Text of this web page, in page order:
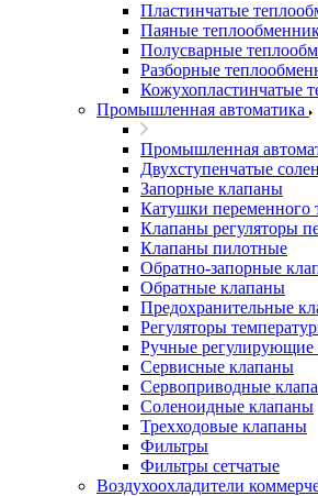
Пластинчатые
Паяные
Полусварные
Разборные
Кожухопластинчатые
Промышленная автоматика
Промышленная
Двухступенчатые
Запорные клапаны
Катушки переменного
Клапаны регуляторы
Клапаны пилотные
Обратно-запорные
Обратные клапаны
Предохранительные
Регуляторы
Ручные регулирующие
Сервисные клапаны
Сервоприводные
Соленоидные клапаны
Трехходовые клапаны
Фильтры
Фильтры сетчатые
Воздухоохладители